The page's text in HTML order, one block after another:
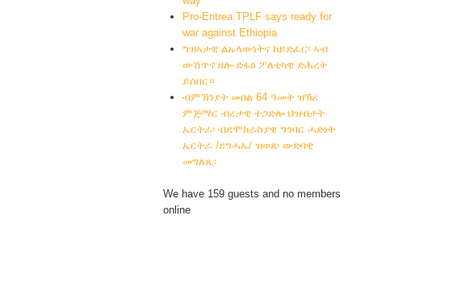
Pro-Eritrea TPLF says ready for
war against Ethiopia
ግዝኣታዊ ልኡላውነትና ከይድፈር፡ ኣብ
ውሽጥና ዘሎ ድፋዕ ፖለቲካዊ ድሕረት
ይሰበር።
ብምኽንያት መበል 64 ዓመት ዝኽሪ
ምጅማር ብረታዊ ተጋድሎ ህዝብታት
ኤርትራ፡ ብደሞክራስያዊ ግንባር ሓድነት
ኤርትራ /ደግሓኤ/ ዝወጸ፡ ውድባዊ
መግለጺ፡
We have 159 guests and no members
online